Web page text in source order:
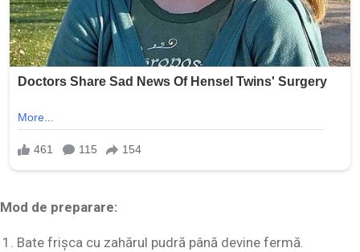
Mod de preparare:
Bate frișca cu zahărul pudră până devine fermă.